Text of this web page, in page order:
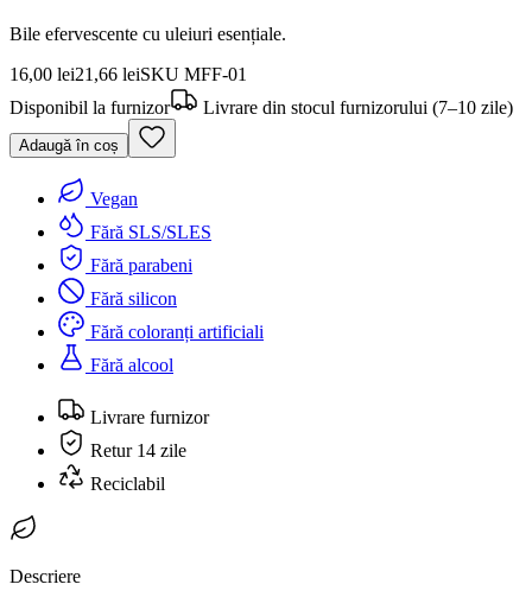
Bile efervescente cu uleiuri esențiale.
16,00 lei21,66 leiSKU MFF-01
Disponibil la furnizor
Livrare din stocul furnizorului (7–10 zile)
Adaugă în coș
Vegan
Fără SLS/SLES
Fără parabeni
Fără silicon
Fără coloranți artificiali
Fără alcool
Livrare furnizor
Retur 14 zile
Reciclabil
Descriere